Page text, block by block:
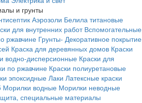
и грунты
Аэрозоли Белила титановые
для внутренних работ Вспомогательные
ржавчине Грунты- Декоративное покрытие
Краска для деревянных домов Краски
водно-дисперсионные Краски для
по ржавчине Краски полиуретановые
эпоксидные Лаки Латексные краски
Морилки водные Морилки неводные
специальные материалы